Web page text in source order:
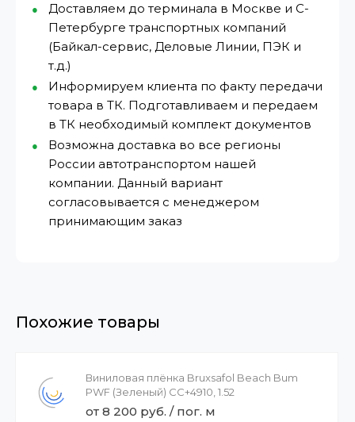
Доставляем до терминала в Москве и С-
Петербурге транспортных компаний
(Байкал-сервис, Деловые Линии, ПЭК и
т.д.)
Информируем клиента по факту передачи
товара в ТК. Подготавливаем и передаем
в ТК необходимый комплект документов
Возможна доставка во все регионы
России автотранспортом нашей
компании. Данный вариант
согласовывается с менеджером
принимающим заказ
Похожие товары
Виниловая плёнка Bruxsafol Beach Bum
PWF (Зеленый) CC+4910, 1.52
от 8 200 руб. / пог. м